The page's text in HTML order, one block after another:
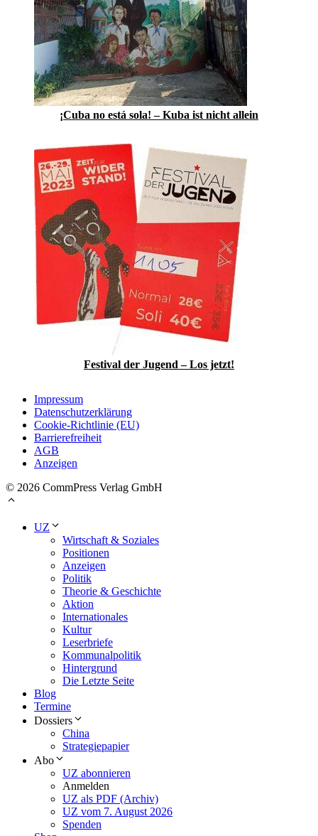
¡Cuba no está sola! – Kuba ist nicht allein
Festival der Jugend – Los jetzt!
Impressum
Datenschutzerklärung
Cookie-Richtlinie (EU)
Barrierefreiheit
AGB
Anzeigen
© 2026 CommPress Verlag GmbH
UZ
Wirtschaft & Soziales
Positionen
Anzeigen
Politik
Theorie & Geschichte
Aktion
Internationales
Kultur
Leserbriefe
Kommunalpolitik
Hintergrund
Die Letzte Seite
Blog
Termine
Dossiers
China
Strategiepapier
Abo
UZ abonnieren
Anmelden
UZ als PDF (Archiv)
UZ vom 7. August 2026
Spenden